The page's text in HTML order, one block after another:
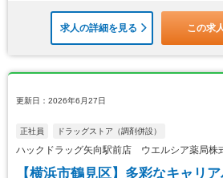
求人の詳細を見る この求
更新日：2026年6月27日
正社員 ドラッグストア（調剤併設）
ハックドラッグ矢向駅前店 ウエルシア薬局株
【横浜市鶴見区】多彩なキャリ